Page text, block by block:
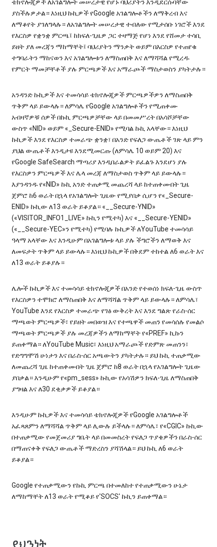
ቴክኖሎጂዎች ለአገልግሎት መሠረታዊ የሆኑ ባህሪያትን እንዲደርሱባቸው
ያስችሉዎታል። እነዚህ ኩኪዎች የGoogle አገልግሎቶችን ለማቅረብ እና
ለማቆየት ያገለግላሉ። ለአገልግሎት መሠረታዊ ተብለው የሚታሰቡ ነገሮች እንደ
የእርስዎ የቋንቋ ምርጫ፤ ከክፍለ-ጊዜዎ ጋር ተዛማጅ የሆነ እንደ የሸመታ ተሳቢ
ይዘት ያለ መረጃን ማከማቸት፤ ባህሪያትን ማንቃት ወይም በእርስዎ የተጠየቁ
ተግባራትን ማከናወን እና አገልግሎቱን ለማስጠበቅ እና ለማሻሻል የሚረዱ
የምርት ማመቻቸቶች ያሉ ምርጫዎች እና አማራጮች ማስታወስን ያካትታሉ።
አንዳንድ ኩኪዎች እና ተመሳሳይ ቴክኖሎጂዎች ምርጫዎችዎን ለማስጠበቅ
ጥቅም ላይ ይውላሉ። ለምሳሌ የGoogle አገልግሎቶችን የሚጠቀሙ
አብዛኛዎቹ ሰዎች በኩኪ ምርጫዎቻቸው ላይ በመመሥረት በአሳሾቻቸው
ውስጥ «NID» ወይም «_Secure-ENID» የሚባል ኩኪ አላቸው። እነዚህ
ኩኪዎች እንደ የእርስዎ ተመራጭ ቋንቋ፣ በአንድ የፍለጋ ውጤቶች ገጽ ላይ ምን
ያህል ውጤቶች እንዲታዩ እንደሚመርጡ (ለምሳሌ 10 ወይም 20) እና
የGoogle SafeSearch ማጣሪያ እንዲበራልዎት ይፈልጉ እንደሆነ ያሉ
የእርስዎን ምርጫዎች እና ሌላ መረጃ ለማስታወስ ጥቅም ላይ ይውላሉ።
እያንዳንዱ የ«NID» ኩኪ አንድ ተጠቃሚ መጨረሻ ላይ ከተጠቀሙበት ጊዜ
ጀምሮ ከ6 ወራት በኋላ የአገልግሎት ጊዜው የሚያበቃ ሲሆን የ«_Secure-
ENID» ኩኪው ለ13 ወራት ይቆያል። «__Secure-YNID»
(«VISITOR_INFO1_LIVE» ኩኪን የሚተካ) እና «__Secure-YENID»
(«__Secure-YEC»ን የሚተካ) የሚባሉ ኩኪዎች ለYouTube ተመሳሳይ
ዓላማ አላቸው እና እንዲሁም በአገልግሎቱ ላይ ያሉ ችግሮችን ለማወቅ እና
ለመፍታት ጥቅም ላይ ይውላሉ። እነዚህ ኩኪዎች በቅደም ተከተል ለ6 ወራት እና
ለ13 ወራት ይቆያሉ።
ሌሎች ኩኪዎች እና ተመሳሳይ ቴክኖሎጂዎች በአንድ የተወሰነ ክፍለ-ጊዜ ውስጥ
የእርስዎን ተሞክሮ ለማስጠበቅ እና ለማሻሻል ጥቅም ላይ ይውላሉ። ለምሳሌ፣
YouTube እንደ የእርስዎ ተመራጭ የገፅ ውቅረት እና እንደ ግልጽ የራስ-ሰር
ማጫወት ምርጫዎች፣ የይዘት መበወዝ እና የተጫዋች መጠን የመሳሰሉ የመልሶ
ማጫወት ምርጫዎች ያሉ መረጃዎችን ለማከማቸት የ«PREF» ኪኩን
ይጠቀማል። ለYouTube Music፣ እነዚህ አማራጮች የድምጽ መጠንን፣
የድግግሞሽ ሁነታን እና በራስ-ሰር አጫውትን ያካትታሉ። ይህ ኩኪ ተጠቃሚው
ለመጨረሻ ጊዜ ከተጠቀሙበት ጊዜ ጀምሮ ከ8 ወራት በኋላ የአገልግሎት ጊዜው
ያበቃል። እንዲሁም የ«pm_sess» ኩኪው የአሳሽዎን ክፍለ-ጊዜ ለማስጠበቅ
ያግዛል እና ለ30 ደቂቃዎች ይቆያል።
እንዲሁም ኩኪዎች እና ተመሳሳይ ቴክኖሎጂዎች የGoogle አገልግሎቶች
አፈጻጸምን ለማሻሻል ጥቅም ላይ ሊውሉ ይችላሉ። ለምሳሌ፣ የ«CGIC» ኩኪው
በተጠቃሚው የመጀመሪያ ግቤት ላይ በመመስረት የፍለጋ ጥያቄዎችን በራስ-ሰር
በማጠናቀቅ የፍለጋ ውጤቶች ማድረስን ያሻሽላል። ይህ ኩኪ ለ6 ወራት
ይቆያል።
Google የተጠቃሚውን የኩኪ ምርጫ በተመለከተ የተጠቃሚውን ሁኔታ
ለማከማቸት ለ13 ወራት የሚቆይ የ'SOCS' ኩኪን ይጠቀማል።